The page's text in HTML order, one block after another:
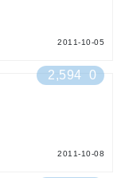
2011-10-05
2,594 0
2011-10-08